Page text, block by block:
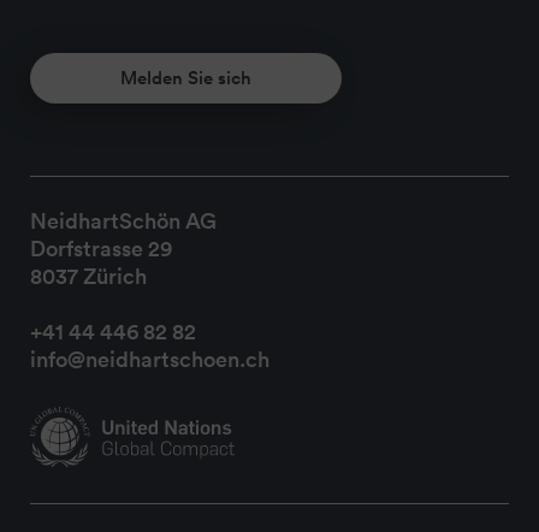
Melden Sie sich
NeidhartSchön AG
Dorfstrasse 29
8037 Zürich
+41 44 446 82 82
info@neidhartschoen.ch